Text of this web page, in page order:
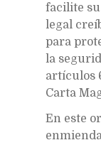
facilite
legal
para
la
artículos
Carta
En este